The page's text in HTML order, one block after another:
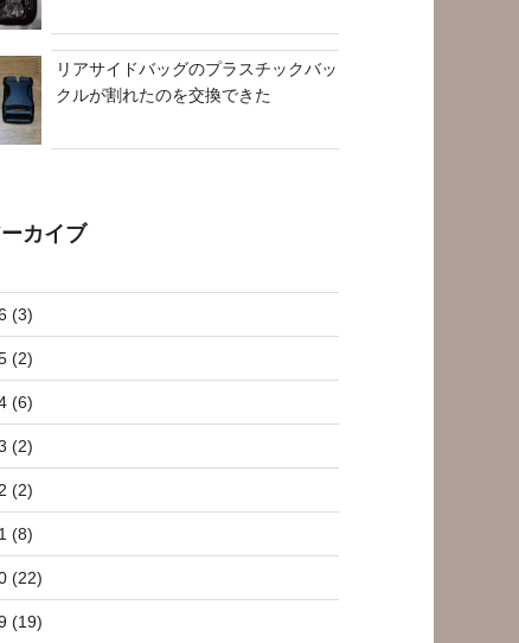
リアサイドバッグのプラスチックバッ
クルが割れたのを交換できた
カイブ
(3)
(2)
(6)
(2)
(2)
(8)
(22)
(19)